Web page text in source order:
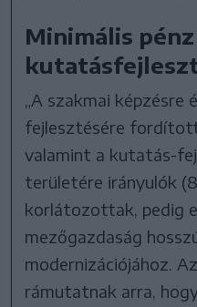
Minimális
„A szakmai képzésre
fejlesztésére fordított
valamint a kutatás-
területére irányulók
korlátozottak, pedig
mezőgazdaság
modernizációjához.
rámutatnak arra,